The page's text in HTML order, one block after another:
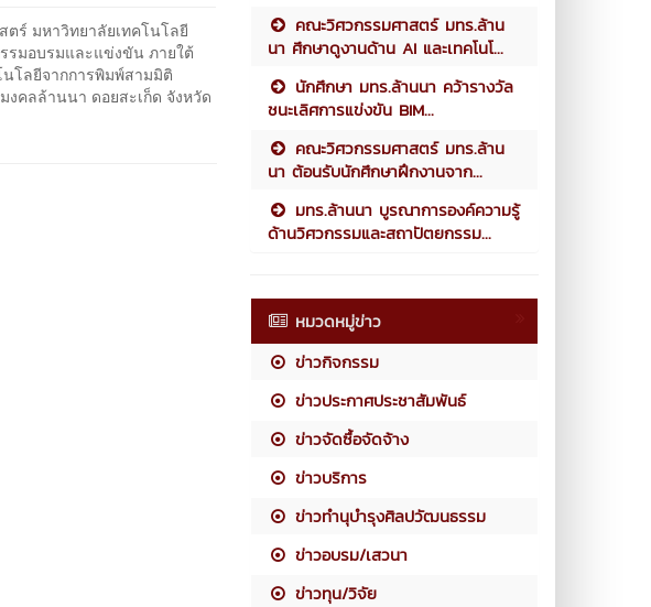
ร์ มหาวิทยาลัยเทคโนโลยี
รมอบรมและแข่งขัน ภายใต้
โลยีจากการพิมพ์สามมิติ
งคลล้านนา ดอยสะเก็ด จังหวัด
คณะวิศวกรรมศาสตร์ มทร.ล้าน
นา ศึกษาดูงานด้าน AI และเทคโนโ...
นักศึกษา มทร.ล้านนา คว้ารางวัล
ชนะเลิศการแข่งขัน BIM...
คณะวิศวกรรมศาสตร์ มทร.ล้าน
นา ต้อนรับนักศึกษาฝึกงานจาก...
มทร.ล้านนา บูรณาการองค์ความรู้
ด้านวิศวกรรมและสถาปัตยกรรม...
หมวดหมู่ข่าว
ข่าวกิจกรรม
ข่าวประกาศประชาสัมพันธ์
ข่าวจัดซื้อจัดจ้าง
ข่าวบริการ
ข่าวทำนุบำรุงศิลปวัฒนธรรม
ข่าวอบรม/เสวนา
ข่าวทุน/วิจัย